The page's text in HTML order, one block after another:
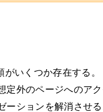
いくつか存在する。
外のページへのア
ションを解消させる